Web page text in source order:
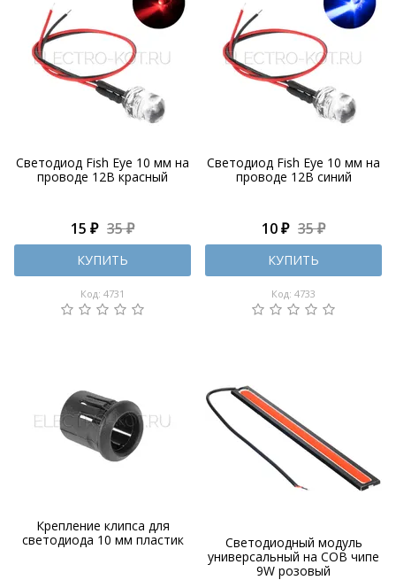
Светодиод Fish Eye 10 мм на
проводе 12В красный
15 ₽ 35 ₽
КУПИТЬ
Код: 4731
Светодиод Fish Eye 10 мм на
проводе 12В синий
10 ₽ 35 ₽
КУПИТЬ
Код: 4733
Крепление клипса для
светодиода 10 мм пластик
Светодиодный модуль
универсальный на COB чипе
9W розовый